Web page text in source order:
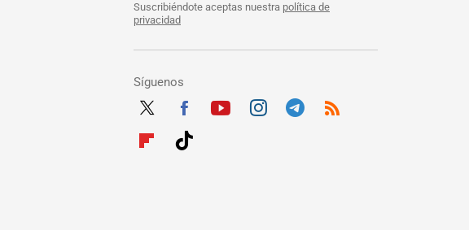
Suscribiéndote aceptas nuestra política de
privacidad
Síguenos
Twit
Fac